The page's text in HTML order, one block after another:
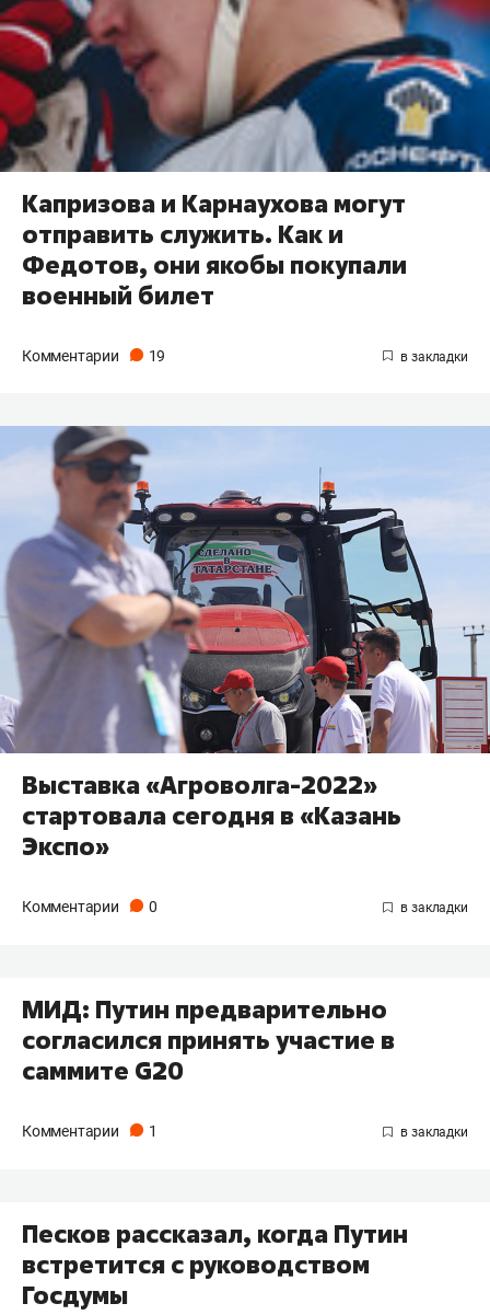
Капризова и Карнаухова могут
отправить служить. Как и
Федотов, они якобы покупали
военный билет
Комментарии 19
Выставка «Агроволга-2022»
стартовала сегодня в «Казань
Экспо»
Комментарии 0
МИД: Путин предварительно
согласился принять участие в
саммите G20
Комментарии 1
Песков рассказал, когда Путин
встретится с руководством
Госдумы